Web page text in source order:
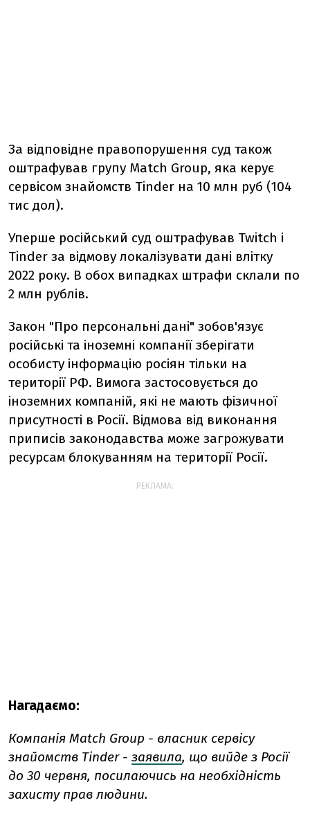
За відповідне правопорушення суд також
оштрафував групу Match Group, яка керує
сервісом знайомств Tinder на 10 млн руб (104
тис дол).
Уперше російський суд оштрафував Twitch і
Tinder за відмову локалізувати дані влітку
2022 року. В обох випадках штрафи склали по
2 млн рублів.
Закон "Про персональні дані" зобов'язує
російські та іноземні компанії зберігати
особисту інформацію росіян тільки на
території РФ. Вимога застосовується до
іноземних компаній, які не мають фізичної
присутності в Росії. Відмова від виконання
приписів законодавства може загрожувати
ресурсам блокуванням на території Росії.
РЕКЛАМА:
Нагадаємо:
Компанія Match Group - власник сервісу
знайомств Tinder - заявила, що вийде з Росії
до 30 червня, посилаючись на необхідність
захисту прав людини.